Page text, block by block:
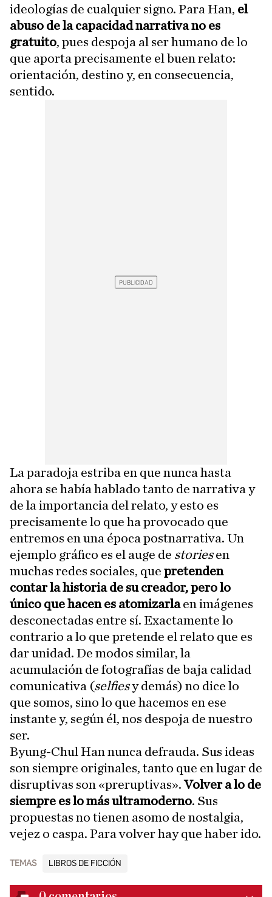
ideologías de cualquier signo. Para Han, el
abuso de la capacidad narrativa no es
gratuito, pues despoja al ser humano de lo
que aporta precisamente el buen relato:
orientación, destino y, en consecuencia,
sentido.
La paradoja estriba en que nunca hasta
ahora se había hablado tanto de narrativa y
de la importancia del relato, y esto es
precisamente lo que ha provocado que
entremos en una época postnarrativa. Un
ejemplo gráfico es el auge de storiesen
muchas redes sociales, que pretenden
contar la historia de su creador, pero lo
único que hacen es atomizarlaen imágenes
desconectadas entre sí. Exactamente lo
contrario a lo que pretende el relato que es
dar unidad. De modos similar, la
acumulación de fotografías de baja calidad
comunicativa (selfiesy demás) no dice lo
que somos, sino lo que hacemos en ese
instante y, según él, nos despoja de nuestro
ser.
Byung-Chul Han nunca defrauda. Sus ideas
son siempre originales, tanto que en lugar de
disruptivas son «preruptivas».Volver a lo de
siempre es lo más ultramoderno. Sus
propuestas no tienen asomo de nostalgia,
vejez o caspa. Para volver hay que haber ido.
TEMAS LIBROS DE FICCIÓN